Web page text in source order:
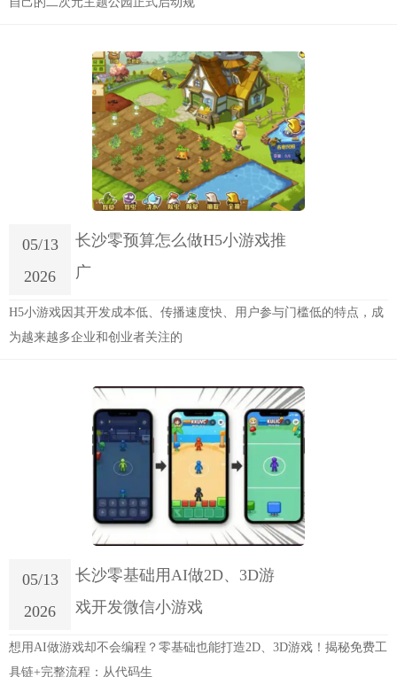
05/13
2026
长沙零预算怎么做H5小游戏推
广
H5小游戏因其开发成本低、传播速度快、用户参与门槛低的特点，成
为越来越多企业和创业者关注的
05/13
2026
长沙零基础用AI做2D、3D游
戏开发微信小游戏
想用AI做游戏却不会编程？零基础也能打造2D、3D游戏！揭秘免费工
具链+完整流程：从代码生